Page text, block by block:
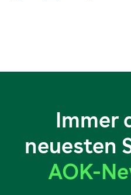
Immer
neuesten
AOK-